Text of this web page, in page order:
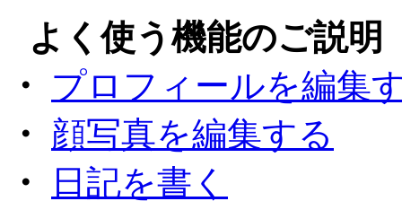
よく使う機能のご説明
・
プロフィールを編集
・
顔写真を編集する
・
日記を書く